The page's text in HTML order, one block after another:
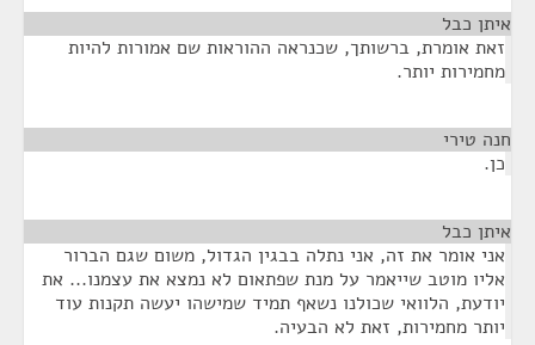
איתן כבל
זאת אומרת, ברשותך, שכנראה ההוראות שם אמורות להיות
מחמירות יותר.
חנה טירי
כן.
איתן כבל
אני אומר את זה, אני נתלה בבגין הגדול, משום שגם הברור
אליו מוטב שייאמר על מנת שפתאום לא נמצא את עצמנו... את
יודעת, הלוואי שכולנו נשאף תמיד שמישהו יעשה תקנות עוד
יותר מחמירות, זאת לא הבעיה.